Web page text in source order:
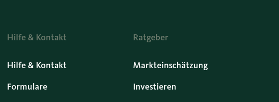
Hilfe & Kontakt
Hilfe & Kontakt
Formulare
Ratgeber
Markteinschätzung
Investieren